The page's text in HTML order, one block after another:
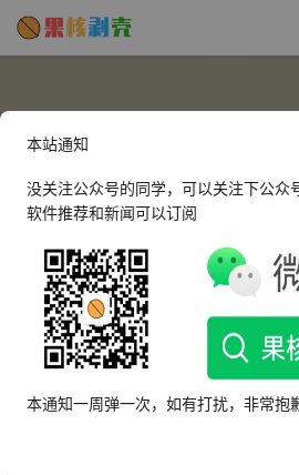
这个人很懒，什么都没
本站通知
没关注公众号的同学，可以关注下公众
软件推荐和新闻可以订阅
本通知一周弹一次，如有打扰，非常抱